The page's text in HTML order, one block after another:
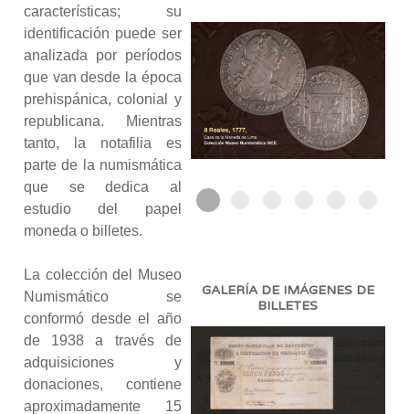
características; su
identificación puede ser
analizada por períodos
que van desde la época
prehispánica, colonial y
republicana. Mientras
tanto, la notafilia es
parte de la numismática
que se dedica al
estudio del papel
moneda o billetes.
La colección del Museo
Numismático se
conformó desde el año
de 1938 a través de
adquisiciones y
donaciones, contiene
aproximadamente 15
GALERÍA DE IMÁGENES DE
BILLETES